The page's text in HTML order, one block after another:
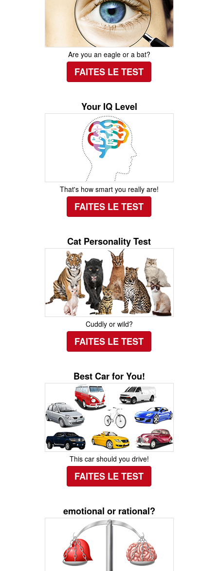
Are you an eagle or a bat?
FAITES LE TEST
Your IQ Level
That's how smart you really are!
FAITES LE TEST
Cat Personality Test
Cuddly or wild?
FAITES LE TEST
Best Car for You!
This car should you drive!
FAITES LE TEST
emotional or rational?